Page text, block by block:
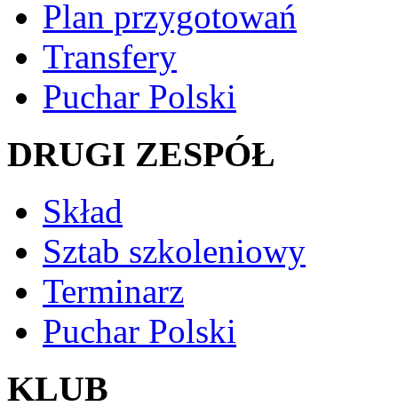
Plan przygotowań
Transfery
Puchar Polski
DRUGI ZESPÓŁ
Skład
Sztab szkoleniowy
Terminarz
Puchar Polski
KLUB